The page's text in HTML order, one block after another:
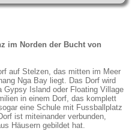
im Norden der Bucht von
auf Stelzen, das mitten im Meer
Nga Bay liegt. Das Dorf wird
Island oder Floating Village
in einem Dorf, das komplett
eine Schule mit Fussballplatz
ist miteinander verbunden,
Häusern gebildet hat.